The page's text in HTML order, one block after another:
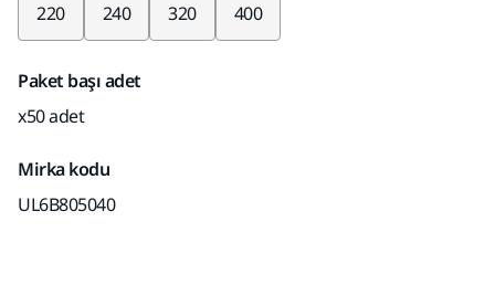
220 240 320 400
Paket başı adet
x50 adet
Mirka kodu
UL6B805040